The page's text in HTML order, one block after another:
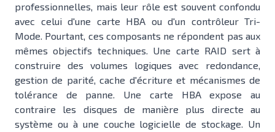
professionnelles, mais leur rôle est souvent confondu
avec celui d'une carte HBA ou d'un contrôleur Tri-
Mode. Pourtant, ces composants ne répondent pas aux
mêmes objectifs techniques. Une carte RAID sert à
construire des volumes logiques avec redondance,
gestion de parité, cache d'écriture et mécanismes de
tolérance de panne. Une carte HBA expose au
contraire les disques de manière plus directe au
système ou à une couche logicielle de stockage. Un